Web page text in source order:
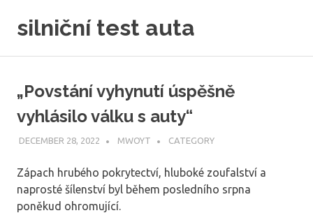
silniční test auta
„Povstání vyhynutí úspěšně
vyhlásilo válku s auty“
DECEMBER 28, 2022 MWOYT CATEGORY
Zápach hrubého pokrytectví, hluboké zoufalství a
naprosté šílenství byl během posledního srpna
poněkud ohromující.